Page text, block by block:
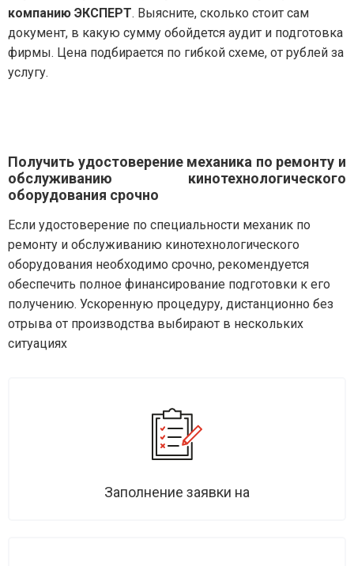
компанию ЭКСПЕРТ. Выясните, сколько стоит сам
документ, в какую сумму обойдется аудит и подготовка
фирмы. Цена подбирается по гибкой схеме, от рублей за
услугу.
Получить удостоверение механика по ремонту и
обслуживанию кинотехнологического
оборудования срочно
Если удостоверение по специальности механик по
ремонту и обслуживанию кинотехнологического
оборудования необходимо срочно, рекомендуется
обеспечить полное финансирование подготовки к его
получению. Ускоренную процедуру, дистанционно без
отрыва от производства выбирают в нескольких
ситуациях
Заполнение заявки на